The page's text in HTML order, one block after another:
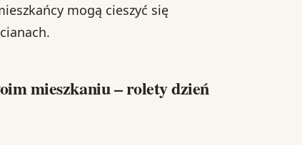
mogą cieszyć się
mieszkaniu – rolety dzień